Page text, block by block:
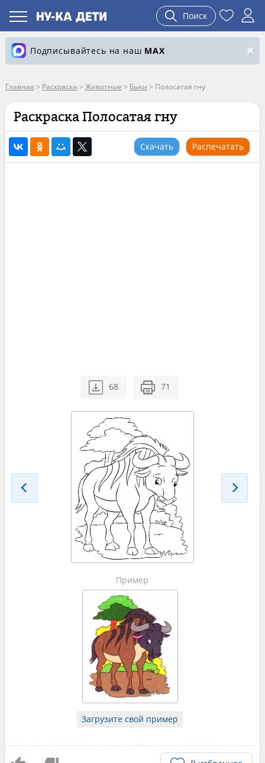
Поиск
Подписывайтесь на наш MAX
Главная > Раскраски > Животные > Быки > Полосатая гну
Раскраска Полосатая гну
Скачать Распечатать
68 71
Пример
Загрузите свой пример